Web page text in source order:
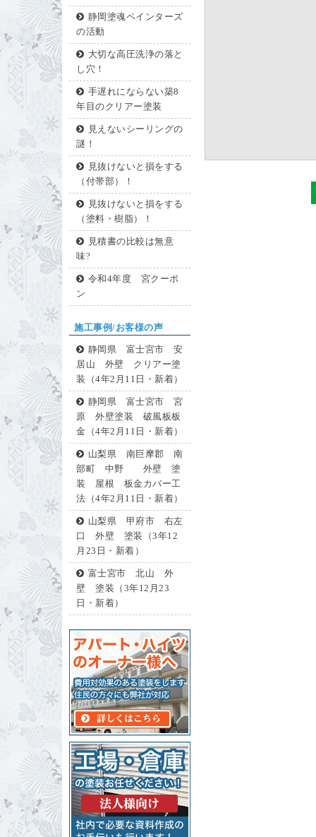
静岡塗魂ペインターズ
の活動
大切な高圧洗浄の落と
し穴！
手遅れにならない築8
年目のクリアー塗装
見えないシーリングの
謎！
見抜けないと損をする
（付帯部）！
見抜けないと損をする
（塗料・樹脂）！
見積書の比較は無意
味?
令和4年度 宮クーポ
ン
施工事例/お客様の声
静岡県 富士宮市 安
居山 外壁 クリアー塗
装（4年2月11日・新着）
静岡県 富士宮市 宮
原 外壁塗装 破風板板
金（4年2月11日・新着）
山梨県 南巨摩郡 南
部町 中野 外壁 塗
装 屋根 板金カバー工
法（4年2月11日・新着）
山梨県 甲府市 右左
口 外壁 塗装（3年12
月23日・新着）
富士宮市 北山 外
壁 塗装（3年12月23
日・新着）